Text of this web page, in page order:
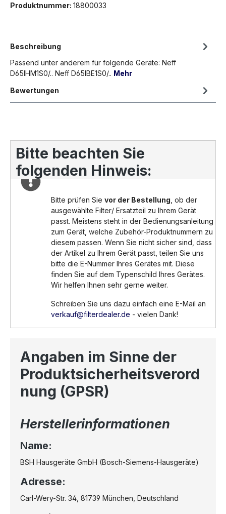
Produktnummer: 18800033
Beschreibung
Passend unter anderem für folgende Geräte: Neff
D65IHM1S0/.. Neff D65IBE1S0/.. Mehr
Bewertungen
Bitte beachten Sie
folgenden Hinweis:
Bitte prüfen Sie vor der Bestellung , ob der
ausgewählte Filter/ Ersatzteil zu Ihrem Gerät
passt. Meistens steht in der Bedienungsanleitung
zum Gerät, welche Zubehör-Produktnummern zu
diesem passen. Wenn Sie nicht sicher sind, dass
der Artikel zu Ihrem Gerät passt, teilen Sie uns
bitte die E-Nummer Ihres Gerätes mit. Diese
finden Sie auf dem Typenschild Ihres Gerätes.
Wir helfen Ihnen sehr gerne weiter.
Schreiben Sie uns dazu einfach eine E-Mail an
verkauf@filterdealer.de - vielen Dank!
Angaben im Sinne der
Produktsicherheitsverord
nung (GPSR)
Herstellerinformationen
Name:
BSH Hausgeräte GmbH (Bosch-Siemens-Hausgeräte)
Adresse:
Carl-Wery-Str. 34, 81739 München, Deutschland